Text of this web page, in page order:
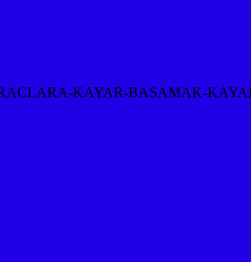
KAYAR-BASAMAK-